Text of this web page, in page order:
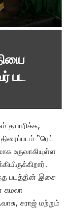
பட
தயாரிக்க,
“ரெட்
உருவாகியுள்ள
படத்தின் இசை
கமலா
சுராஜ் மற்றும்